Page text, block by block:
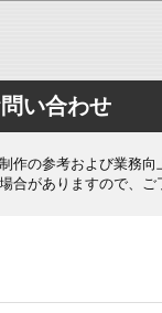
い合わせ
の参考および業務向
合がありますので、ご